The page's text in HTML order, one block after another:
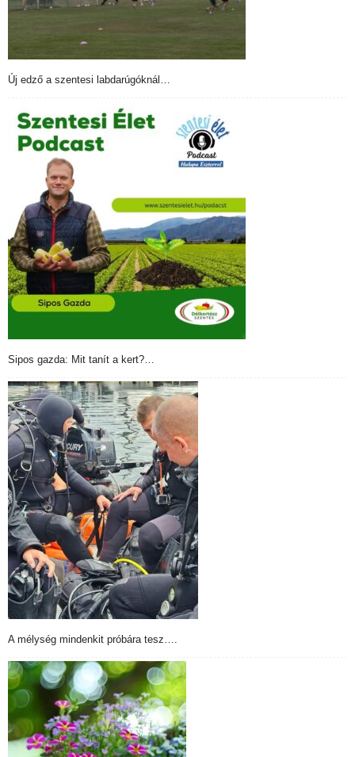
Új edző a szentesi labdarúgóknál…
Sipos gazda: Mit tanít a kert?…
A mélység mindenkit próbára tesz….